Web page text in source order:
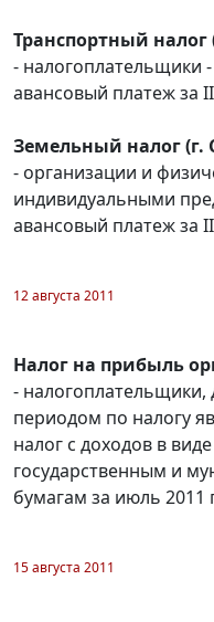
Транспортный
- налогоплательщики
авансовый платеж за II
Земельный налог (г.
- организации и
индивидуальными
авансовый платеж за II
12 августа 2011
Налог на прибыль
-
периодом по налогу
налог с доходов в
государственным и
бумагам за июль 2011
15 августа 2011